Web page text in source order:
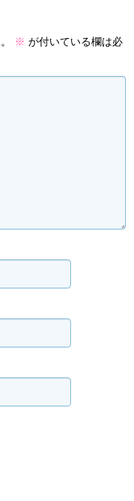
※ が付いている欄は必